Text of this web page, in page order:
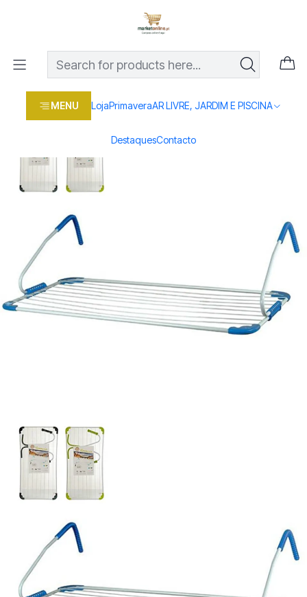
MENU LojaPrimaveraAR LIVRE, JARDIM E PISCINA
DestaquesContacto
Os melhores preços em produtos para casa, jardim e bricolage
Loja Casa e conforto ARRUMAÇÃO E UTILIDADES
ESTENDAL VARANDA 10M